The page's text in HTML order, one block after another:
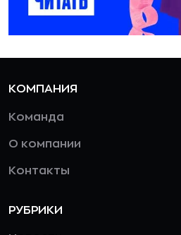
КОМПАНИЯ
Команда
О компании
Контакты
РУБРИКИ